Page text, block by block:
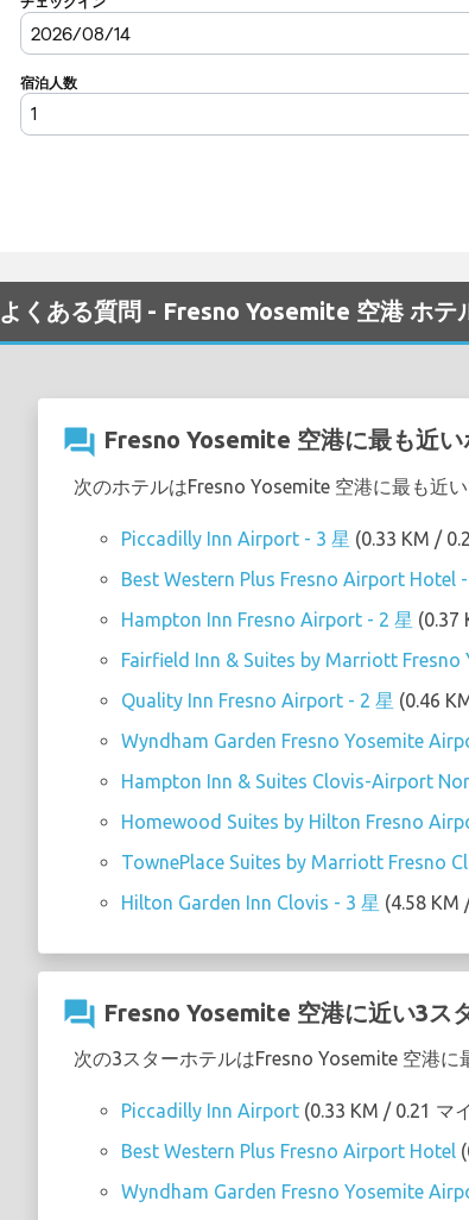
よくある質問 - Fresno Yosemite 空港 ホテ
question_answer Fresno Yosemite 空港に最も近い
次のホテルはFresno Yosemite 空港に最も近い
Piccadilly Inn Airport - 3 星 (0.33 KM /
Best Western Plus Fresno Airport Hotel -
Hampton Inn Fresno Airport - 2 星 (0.37
Fairfield Inn & Suites by Marriott
Quality Inn Fresno Airport - 2 星 (0.46
Wyndham Garden Fresno Yosemite
Hampton Inn & Suites Clovis-Airport
Homewood Suites by Hilton Fresno
TownePlace Suites by Marriott Fresno
Hilton Garden Inn Clovis - 3 星 (4.58 KM
question_answer Fresno Yosemite 空港に近い3ス
次の3スターホテルはFresno Yosemite 空港に
Piccadilly Inn Airport (0.33 KM / 0.21 マ
Best Western Plus Fresno Airport Hotel
Wyndham Garden Fresno Yosemite